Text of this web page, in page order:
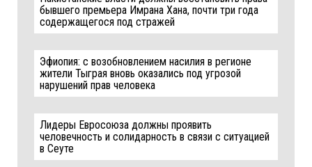
бывшего премьера Имрана Хана, почти три года
содержащегося под стражей
Эфиопия: с возобновлением насилия в регионе
жители Тыграя вновь оказались под угрозой
нарушений прав человека
Лидеры Евросоюза должны проявить
человечность и солидарность в связи с ситуацией
в Сеуте